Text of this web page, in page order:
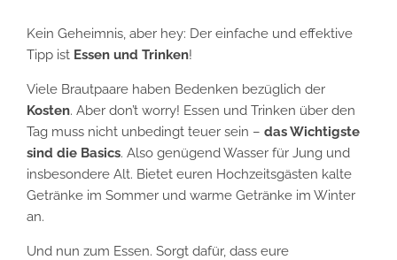
Kein Geheimnis, aber hey: Der einfache und effektive
Tipp ist Essen und Trinken!
Viele Brautpaare haben Bedenken bezüglich der
Kosten. Aber don’t worry! Essen und Trinken über den
Tag muss nicht unbedingt teuer sein – das Wichtigste
sind die Basics. Also genügend Wasser für Jung und
insbesondere Alt. Bietet euren Hochzeitsgästen kalte
Getränke im Sommer und warme Getränke im Winter
an.
Und nun zum Essen. Sorgt dafür, dass eure